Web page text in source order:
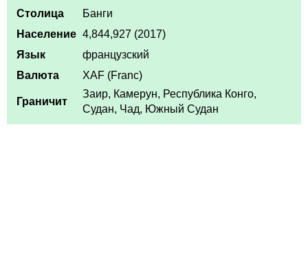
Столица
Банги
Население 4,844,927 (2017)
Язык
французский
Валюта
XAF (Franc)
Граничит
Заир, Камерун, Республика Конго,
Судан, Чад, Южный Судан